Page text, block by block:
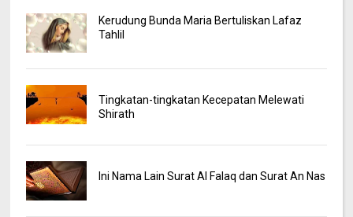
Kerudung Bunda Maria Bertuliskan Lafaz
Tahlil
Tingkatan-tingkatan Kecepatan Melewati
Shirath
Ini Nama Lain Surat Al Falaq dan Surat An Nas